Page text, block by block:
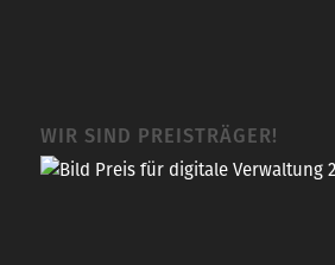
WIR SIND PREISTRÄGER!